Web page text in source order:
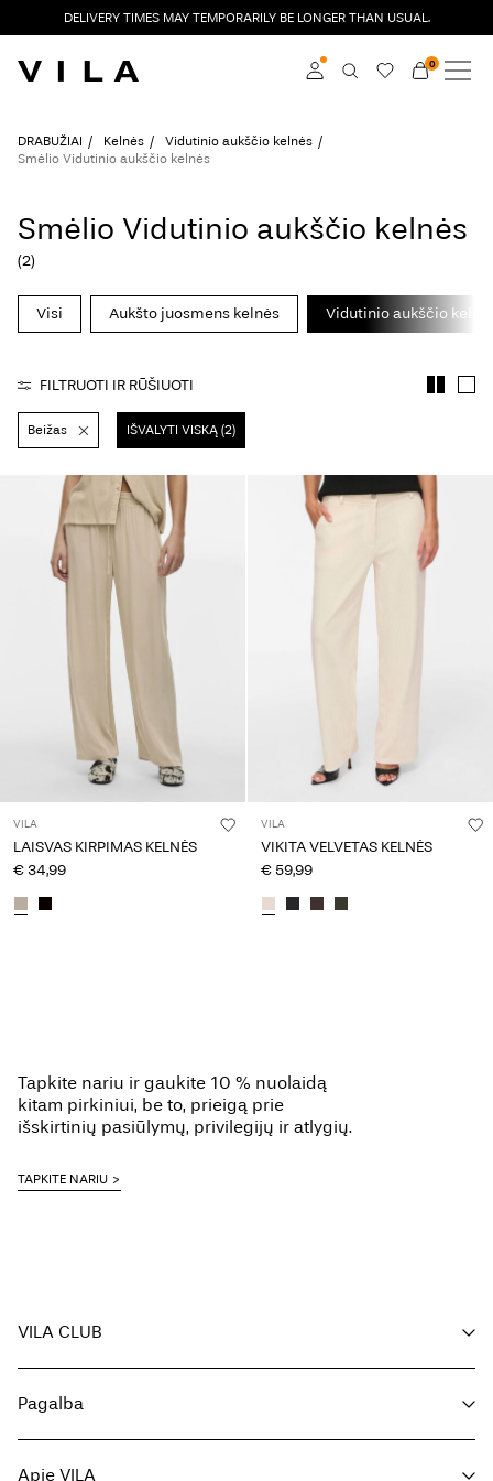
DELIVERY TIMES MAY TEMPORARILY BE LONGER THAN USUAL.
Prisijunkite
Learn more about VILA
0
NAUJAUSIA KOLEKCIJA
DRABUŽIAI
IŠPARDAVIMAS
VILA CLUB
Prisijunkite
questions?
About
lietuvių
DRABUŽIAI Kelnės
Vidutinio aukščio kelnės
Smėlio Vidutinio aukščio kelnės
Smėlio Vidutinio aukščio kelnės
(2)
Visi Aukšto juosmens kelnės Vidutinio aukščio
FILTRUOTI IR RŪŠIUOTI
Beižas IŠVALYTI VISKĄ (2)
VILA
LAISVAS KIRPIMAS KELNĖS
€ 34,99
VILA
VIKITA VELVETAS KELNĖS
€ 59,99
Tapkite nariu ir gaukite 10 % nuolaidą
kitam pirkiniui, be to, prieigą prie
išskirtinių pasiūlymų, privilegijų ir atlygių.
TAPKITE NARIU
VILA CLUB
Tapkite nariu
Mano paskyra
Užsakymo sekimas
Pagalba
Apie VILA